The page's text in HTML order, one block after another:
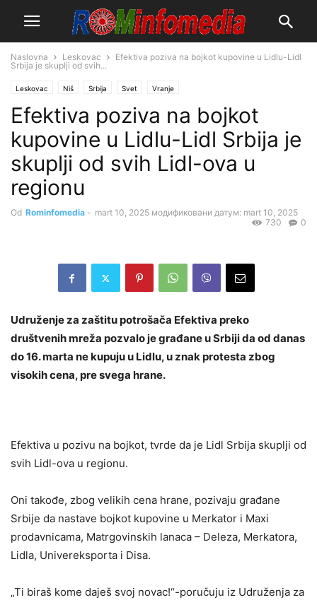
Naslovna Leskovac
Efektiva poziva na bojkot kupovine u Lidlu-Lidl
Srbija je skuplji od svih...
Leskovac Niš Srbija Svet Vranje
Efektiva poziva na bojkot
kupovine u Lidlu-Lidl Srbija je
skuplji od svih Lidl-ova u
regionu
Od Rominfomedia - mart 10, 2025 модификовани датум: mart 10, 2025
0
730
Udruženje za zaštitu potrošača Efektiva preko
društvenih mreža pozvalo je građane u Srbiji da od danas
do 16. marta ne kupuju u Lidlu, u znak protesta zbog
visokih cena, pre svega hrane.
Efektiva u pozivu na bojkot, tvrde da je Lidl Srbija skuplji od
svih Lidl-ova u regionu.
Oni takođe, zbog velikih cena hrane, pozivaju građane
Srbije da nastave bojkot kupovine u Merkator i Maxi
prodavnicama, Matrgovinskih lanaca – Deleza, Merkatora,
Lidla, Univereksporta i Disa.
„Ti biraš kome daješ svoj novac!“-poručuju iz Udruženja za